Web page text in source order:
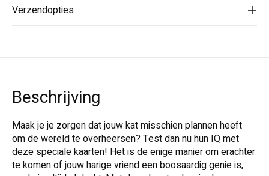
Verzendopties
Beschrijving
Maak je je zorgen dat jouw kat misschien plannen heeft
om de wereld te overheersen? Test dan nu hun IQ met
deze speciale kaarten! Het is de enige manier om erachter
te komen of jouw harige vriend een boosaardig genie is,